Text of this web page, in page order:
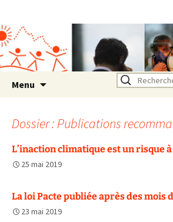
Rhône Alpes
Un environnement sain pour
la santé de tous
Menu Rechercher :
Dossier : Publications
L’inaction climatique est un risque
25 mai 2019
La loi Pacte publiée après des mois
23 mai 2019